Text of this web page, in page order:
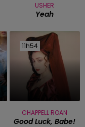
USHER
Yeah
11h54
11h54
CHAPPELL ROAN
Good Luck, Babe!